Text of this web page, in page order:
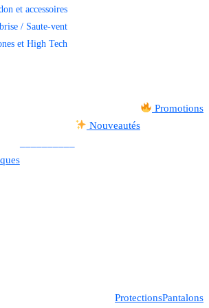
et accessoires
/ Saute-vent
et High Tech
Promotions
Nouveautés
Pantalons
Protections